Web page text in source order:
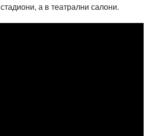
а в театрални салони.